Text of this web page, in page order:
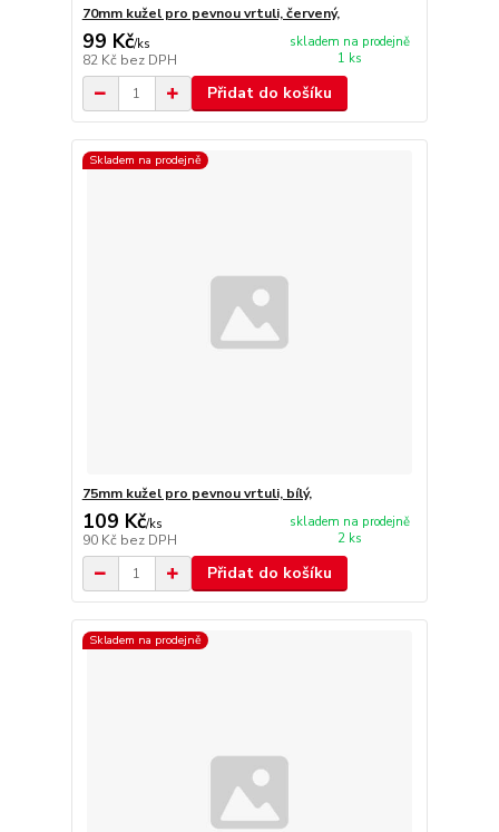
70mm kužel pro pevnou vrtuli, červený,
99 Kč/ks
82 Kč bez DPH
skladem na prodejně
1 ks
Přidat do košíku
Skladem na prodejně
75mm kužel pro pevnou vrtuli, bílý,
109 Kč/ks
90 Kč bez DPH
skladem na prodejně
2 ks
Přidat do košíku
Skladem na prodejně